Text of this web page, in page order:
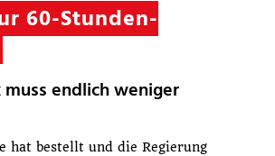
60-Stunden-
muss endlich weniger
hat bestellt und die Regierung